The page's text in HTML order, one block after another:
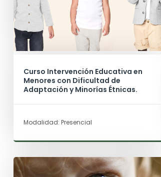
Curso Intervención Educativa en
Menores con Dificultad de
Adaptación y Minorías Étnicas.
Modalidad: Presencial